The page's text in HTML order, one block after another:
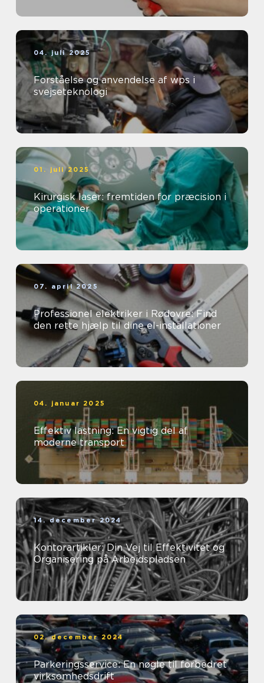
04. juli 2025
Forståelse og anvendelse af wps i
svejseteknologi
01. juli 2025
Kirurgisk laser: fremtiden for præcision i
operationer
07. april 2025
Professionel elektriker i Rødovre: Find
den rette hjælp til dine el-installationer
04. januar 2025
Effektiv lastning: En vigtig del af
moderne transport
14. december 2024
Kontorartikler: Din Vej til Effektivitet og
Organisering på Arbejdspladsen
02. december 2024
Parkeringsservice: En nøgle til forbedret
virksomhedsdrift